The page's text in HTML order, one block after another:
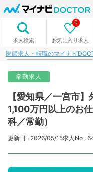
求人検索 お気に入り求人
0
医師求人・転職のマイナビ
常勤求人
【愛知県／一宮市
1,100万円以上のお
科／常勤）
更新日 : 2026/05/15求人No :